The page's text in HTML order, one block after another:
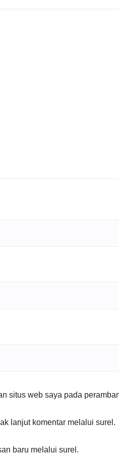
situs web saya pada
lanjut komentar melalui surel.
baru melalui surel.